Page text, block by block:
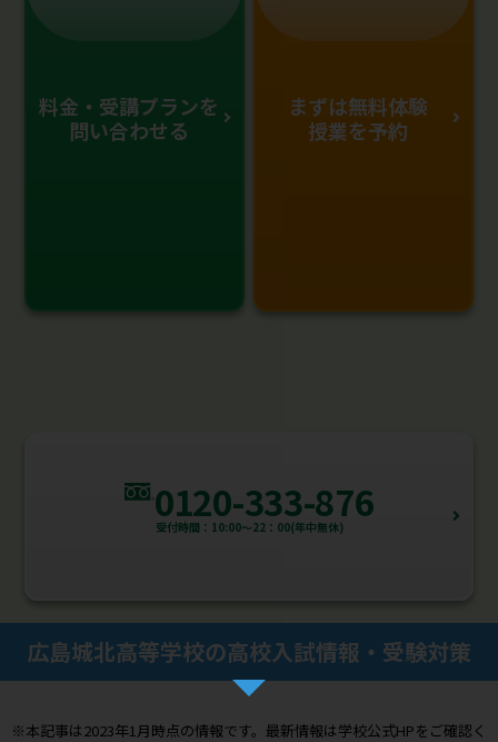
料金・受講プランを
問い合わせる
まずは無料体験
授業を予約
0120-333-876
受付時間：10:00～22：00(年中無休)
広島城北高等学校の高校入試情報・受験対策
※本記事は2023年1月時点の情報です。最新情報は学校公式HPをご確認く